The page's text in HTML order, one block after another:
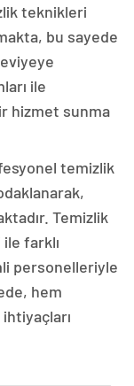
teknikleri
bu sayede
ile
hizmet sunma
temizlik
Temizlik
farklı
personelleriyle
hem